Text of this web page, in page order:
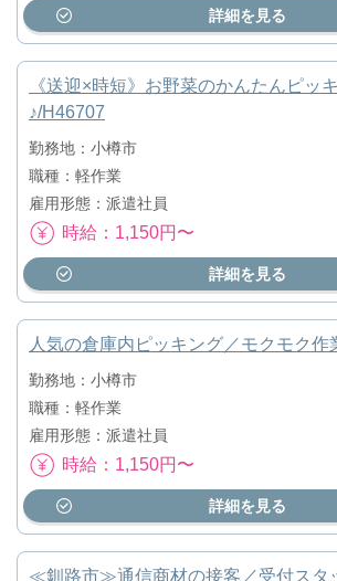
詳細を見る
《送迎×時短》お野菜のかんたんピッ
♪/H46707
勤務地：小樽市
職種：軽作業
雇用形態：派遣社員
時給：1,150円〜
詳細を見る
人気の倉庫内ピッキング／モクモク作
勤務地：小樽市
職種：軽作業
雇用形態：派遣社員
時給：1,150円〜
詳細を見る
≪釧路市≫通信商材の接客／受付スタ